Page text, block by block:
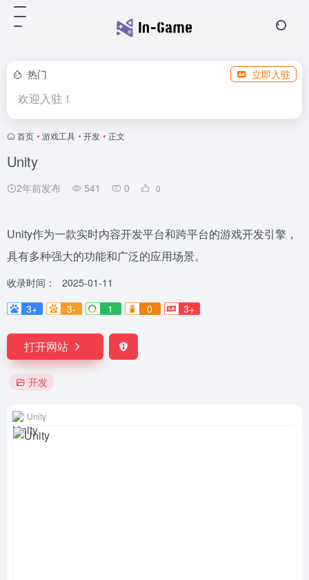
热门 立即入驻
欢迎入驻！
首页 • 游戏工具 • 开发 • 正文
Unity
2年前发布 541 0 0
Unity作为一款实时内容开发平台和跨平台的游戏开发引擎，
具有多种强大的功能和广泛的应用场景。
收录时间：
2025-01-11
3+
3- 1 0 3+
打开网站
开发
Unity